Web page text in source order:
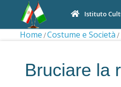
Istituto
Home Costume e Società
Bruciare la